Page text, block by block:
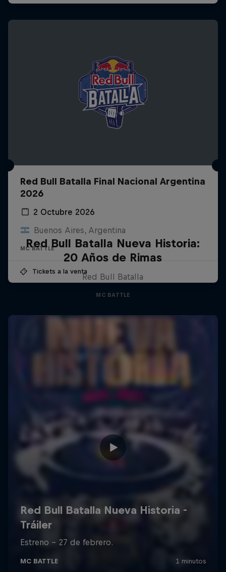
Red Bull Batalla Final Nacional Argentina
2026
2 Octubre 2026
Buenos Aires, Argentina
MC BATTLE
Tickets a la venta
Red Bull Batalla Nueva Historia:
20 Años de Rimas
Red Bull Batalla
MC BATTLE